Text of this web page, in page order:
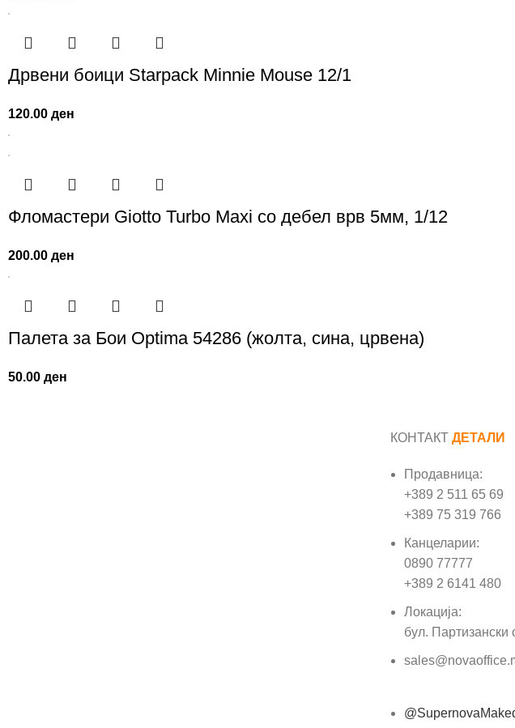
Дрвени боици Starpack Minnie Mouse 12/1
120.00ден
Фломастери Giotto Turbo Maxi со дебел врв 5мм, 1/12
200.00ден
Палета за Бои Optima 54286 (жолта, сина, црвена)
50.00ден
КОНТАКТ ДЕТАЛИ
Продавница:
+389 2 511 65 69
+389 75 319 766
Канцеларии:
0890 77777
+389 2 6141 480
Локација:
бул. Партизански